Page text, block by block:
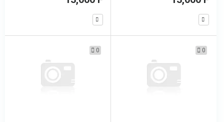
0 0